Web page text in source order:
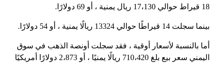
18 قيراط حوالي 17،130 ريال يمنية ، أو 69 دولارًا.
بينما سجلت 14 قيراطًا حوالي 13324 ريالًا يمنية ، أو 54 دولارًا.
أما بالنسبة لأسعار أوقية ، فقد سجلت أونصة الذهب في سوق
اليمني سعر بيع بلغ 710،420 ريالًا يمنيًا ، أو 2،873 دولارًا أمريكيًا